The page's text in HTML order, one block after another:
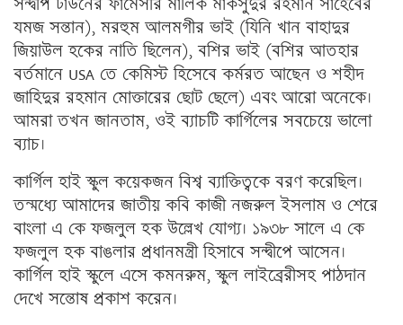
সন্দ্বীপ টাউনের ফার্মেসীর মালিক মাকসুদুর রহমান সাহেবের
যমজ সন্তান), মরহুম আলমগীর ভাই (যিনি খান বাহাদুর
জিয়াউল হকের নাতি ছিলেন), বশির ভাই (বশির আতহার
বর্তমানে USA তে কেমিস্ট হিসেবে কর্মরত আছেন ও শহীদ
জাহিদুর রহমান মোক্তারের ছোট ছেলে) এবং আরো অনেকে।
আমরা তখন জানতাম, ওই ব্যাচটি কার্গিলের সবচেয়ে ভালো
ব্যাচ।
কার্গিল হাই স্কুল কয়েকজন বিশ্ব ব্যাক্তিত্বকে বরণ করেছিল।
তন্মধ্যে আমাদের জাতীয় কবি কাজী নজরুল ইসলাম ও শেরে
বাংলা এ কে ফজলুল হক উল্লেখ যোগ্য। ১৯৩৮ সালে এ কে
ফজলুল হক বাঙলার প্রধানমন্ত্রী হিসাবে সন্দ্বীপে আসেন।
কার্গিল হাই স্কুলে এসে কমনরুম, স্কুল লাইব্রেরীসহ পাঠদান
দেখে সন্তোষ প্রকাশ করেন।